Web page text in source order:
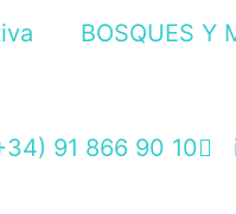
BOSQUES Y
91 866 90 10